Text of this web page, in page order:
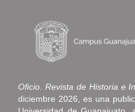
Oficio. Revista de Historia e
diciembre 2026, es una